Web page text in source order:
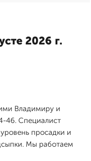
2026 г.
Владимиру и
46. Специалист
просадки и
Мы работаем